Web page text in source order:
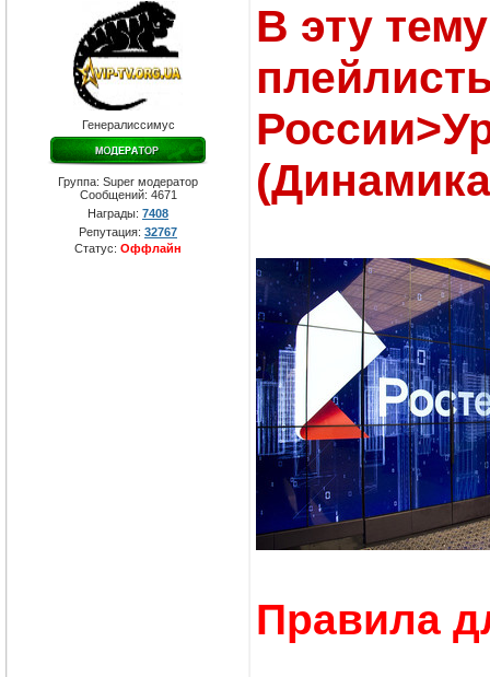
Генералиссимус
Группа: Super модератор
Сообщений: 4671
Награды: 7408
Репутация: 32767
Статус: Оффлайн
В эту
Правила